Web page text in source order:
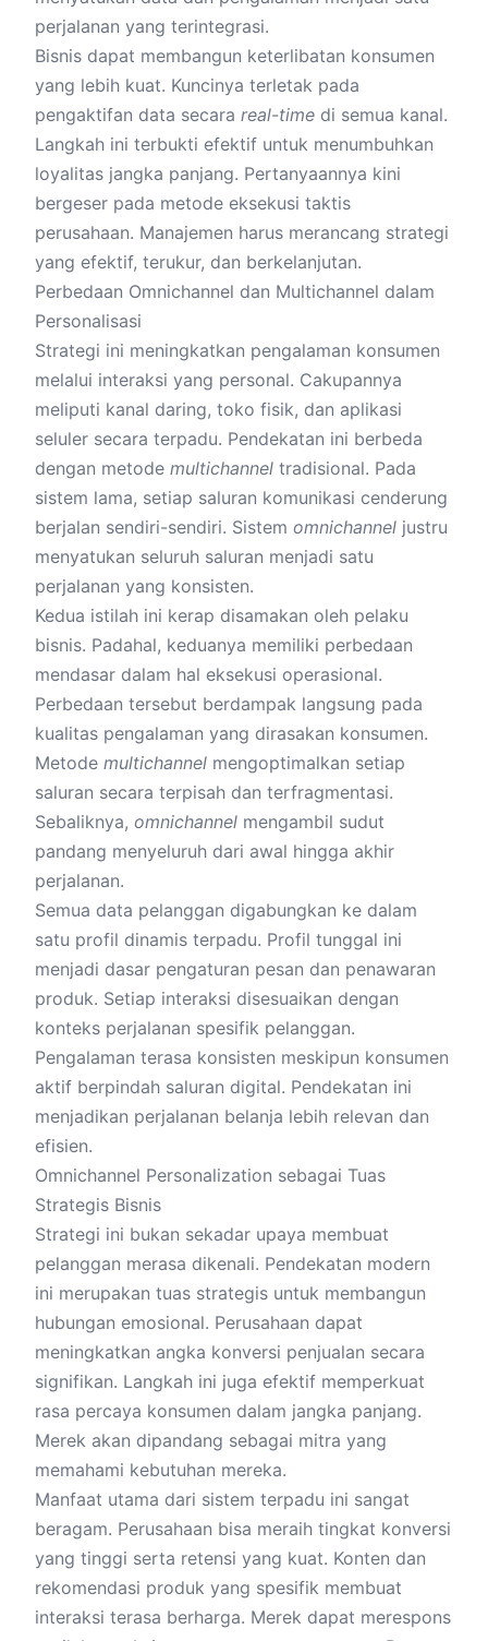
perjalanan yang terintegrasi.
Bisnis dapat membangun keterlibatan konsumen
yang lebih kuat. Kuncinya terletak pada
pengaktifan data secara real-time di semua kanal.
Langkah ini terbukti efektif untuk menumbuhkan
loyalitas jangka panjang. Pertanyaannya kini
bergeser pada metode eksekusi taktis
perusahaan. Manajemen harus merancang strategi
yang efektif, terukur, dan berkelanjutan.
Perbedaan Omnichannel dan Multichannel dalam
Personalisasi
Strategi ini meningkatkan pengalaman konsumen
melalui interaksi yang personal. Cakupannya
meliputi kanal daring, toko fisik, dan aplikasi
seluler secara terpadu. Pendekatan ini berbeda
dengan metode multichannel tradisional. Pada
sistem lama, setiap saluran komunikasi cenderung
berjalan sendiri-sendiri. Sistem omnichannel justru
menyatukan seluruh saluran menjadi satu
perjalanan yang konsisten.
Kedua istilah ini kerap disamakan oleh pelaku
bisnis. Padahal, keduanya memiliki perbedaan
mendasar dalam hal eksekusi operasional.
Perbedaan tersebut berdampak langsung pada
kualitas pengalaman yang dirasakan konsumen.
Metode multichannel mengoptimalkan setiap
saluran secara terpisah dan terfragmentasi.
Sebaliknya, omnichannel mengambil sudut
pandang menyeluruh dari awal hingga akhir
perjalanan.
Semua data pelanggan digabungkan ke dalam
satu profil dinamis terpadu. Profil tunggal ini
menjadi dasar pengaturan pesan dan penawaran
produk. Setiap interaksi disesuaikan dengan
konteks perjalanan spesifik pelanggan.
Pengalaman terasa konsisten meskipun konsumen
aktif berpindah saluran digital. Pendekatan ini
menjadikan perjalanan belanja lebih relevan dan
efisien.
Omnichannel Personalization sebagai Tuas
Strategis Bisnis
Strategi ini bukan sekadar upaya membuat
pelanggan merasa dikenali. Pendekatan modern
ini merupakan tuas strategis untuk membangun
hubungan emosional. Perusahaan dapat
meningkatkan angka konversi penjualan secara
signifikan. Langkah ini juga efektif memperkuat
rasa percaya konsumen dalam jangka panjang.
Merek akan dipandang sebagai mitra yang
memahami kebutuhan mereka.
Manfaat utama dari sistem terpadu ini sangat
beragam. Perusahaan bisa meraih tingkat konversi
yang tinggi serta retensi yang kuat. Konten dan
rekomendasi produk yang spesifik membuat
interaksi terasa berharga. Merek dapat merespons